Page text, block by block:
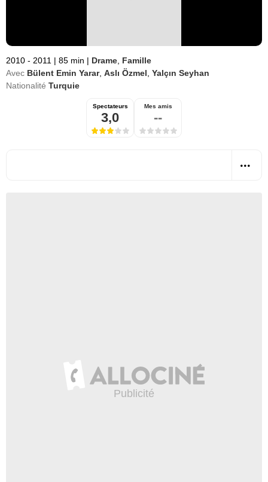
2010 - 2011 | 85 min | Drame Famille
Avec Bülent Emin Yarar, Aslı Özmel Yalçın Seyhan
Nationalité Turquie
Spectateurs
3,0
Mes amis
--